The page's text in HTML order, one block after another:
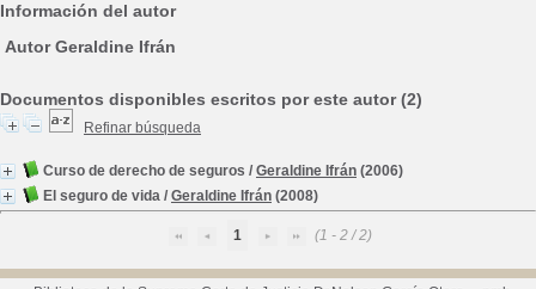
Información del autor
Autor Geraldine Ifrán
Documentos disponibles escritos por este autor (2)
Refinar búsqueda
Curso de derecho de seguros / Geraldine Ifrán (2006)
El seguro de vida / Geraldine Ifrán (2008)
1 (1 - 2 / 2)